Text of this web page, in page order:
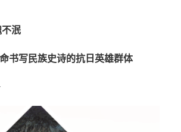
泯
写民族史诗的抗日英雄群体